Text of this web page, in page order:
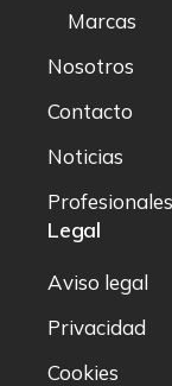
Marcas
Nosotros
Contacto
Noticias
Profesionales
Legal
Aviso legal
Privacidad
Cookies